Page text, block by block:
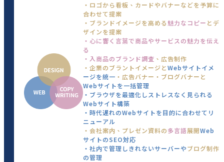
・ロゴから看板、カードやバナーなどを予算に
合わせて提案
・ブランドイメージを高める 魅力なコピー とデ
ザインを提案
・心に響く言葉で商品やサービスの魅力を伝え
る
・入商品のブランド調査 、広告制作
・企業のブラントイメージとWebサイトイメ
ージを統一 ・広告バナー・ブログバナーと
Webサイトを一括管理
・ブラウザを最適化しストレスなく見られる
Webサイト構築
・時代遅れのWebサイトを目的に合わせてリ
ニューアル
・会社案内、プレゼン資料の多言語展開Web
サイトのSEO対応
・社内で管理しきれないサーバーやブログ制作
の管理